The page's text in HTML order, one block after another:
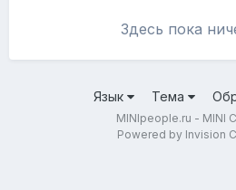
Здесь пока
Язык Тема
MINIpeople.ru - MINI
Powered by Invision